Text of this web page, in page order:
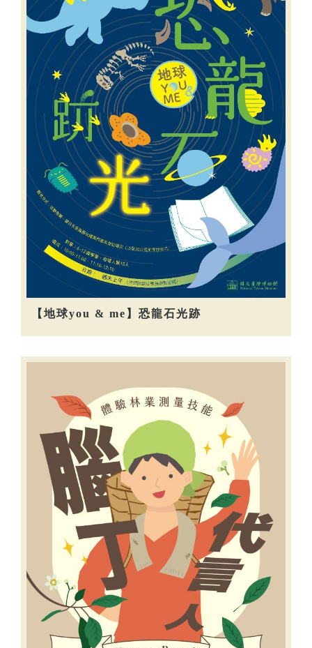
【地球you & me】恐龍石光跡